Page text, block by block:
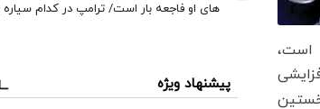
های او فاجعه بار است/ ترامپ در کدام
پیشنهاد ویژه